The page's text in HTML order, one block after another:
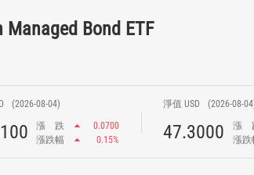
Bond ETF
(2026-08-04)
漲 跌
0.0700
漲跌幅
0.15%
淨值 USD (2026-08-
47.3000 漲
漲跌